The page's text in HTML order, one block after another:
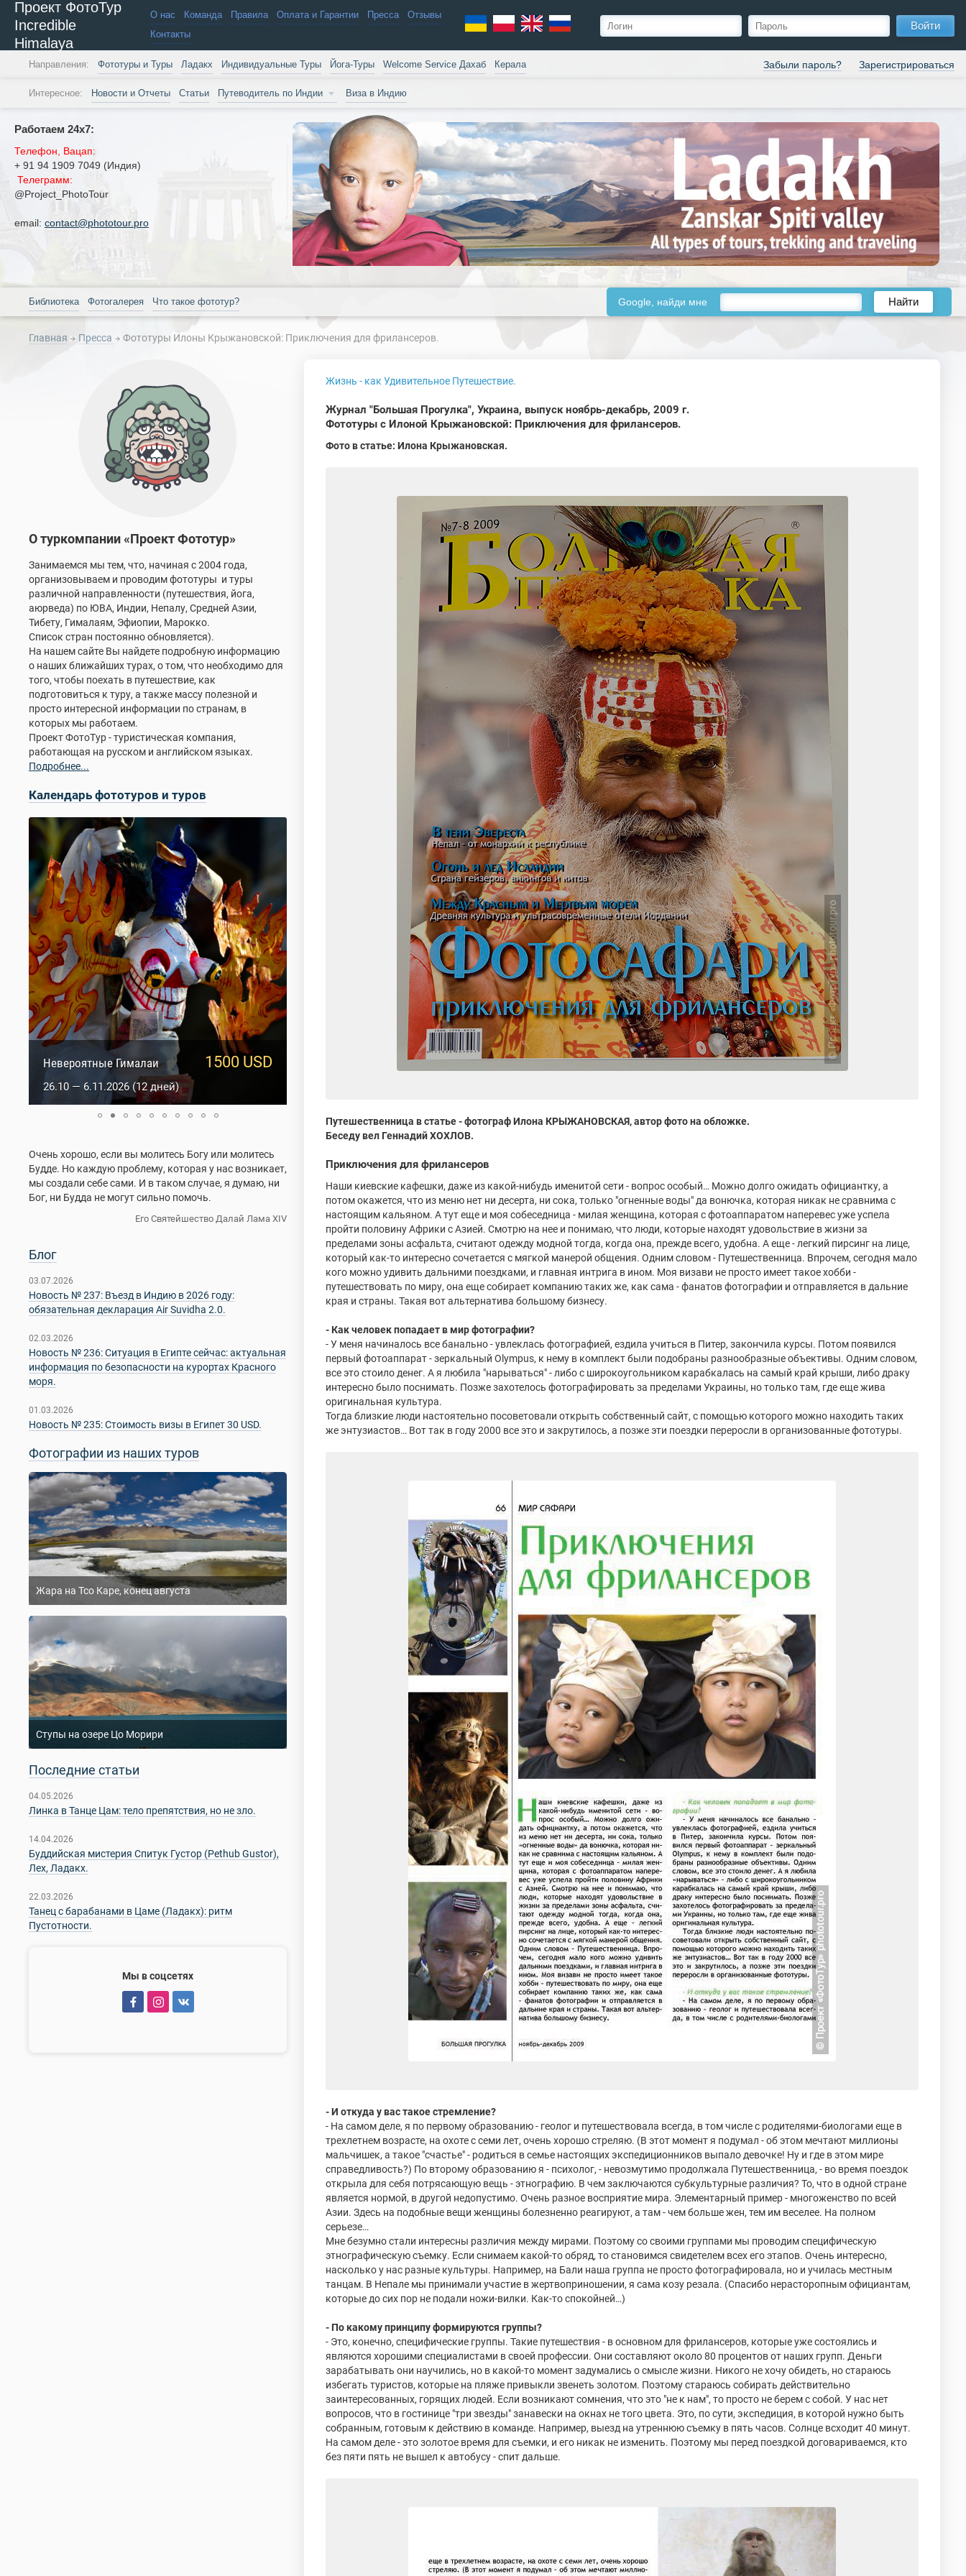
Проект ФотоТур
Incredible
Himalaya
О нас Команда Правила Оплата и Гарантии Пресса
Отзывы
Контакты
Войти
Забыли пароль? Зарегистрироваться
Направления: Фототуры и Туры Ладакх Индивидуальные Туры Йога-Туры Welcome Service Дахаб Керала
Интересное: Новости и Отчеты Статьи Путеводитель по Индии Виза в Индию
Работаем 24х7:
Телефон, Вацап:
+ 91 94 1909 7049 (Индия)
Телеграмм:
@Project_PhotoTour
email: contact@phototour.pro
Библиотека Фотогалерея Что такое фототур? Google, найди мне Найти
Главная Пресса Фототуры Илоны Крыжановской: Приключения для фрилансеров.
О туркомпании «Проект Фототур»
Занимаемся мы тем, что, начиная с 2004 года,
организовываем и проводим фототуры и туры
различной направленности (путешествия, йога,
аюрведа) по ЮВА, Индии, Непалу, Средней Азии,
Тибету, Гималаям, Эфиопии, Марокко.
Список стран постоянно обновляется).
На нашем сайте Вы найдете подробную информацию
о наших ближайших турах, о том, что необходимо для
того, чтобы поехать в путешествие, как
подготовиться к туру, а также массу полезной и
просто интересной информации по странам, в
которых мы работаем.
Проект ФотоТур - туристическая компания,
работающая на русском и английском языках.
Подробнее...
Календарь фототуров и туров
1500 USD
Невероятные Гималаи
26.10 — 6.11.2026 (12 дней)
1817 USD
Оракулы Ладакха
2.01 — 15.01.2027 (14 дней)
Очень хорошо, если вы молитесь Богу или молитесь
Будде. Но каждую проблему, которая у нас возникает,
мы создали себе сами. И в таком случае, я думаю, ни
Бог, ни Будда не могут сильно помочь.
Его Святейшество Далай Лама XIV
Блог
03.07.2026
Новость № 237: Въезд в Индию в 2026 году:
обязательная декларация Air Suvidha 2.0.
02.03.2026
Новость № 236: Ситуация в Египте сейчас: актуальная
информация по безопасности на курортах Красного
моря.
01.03.2026
Новость № 235: Стоимость визы в Египет 30 USD.
Фотографии из наших туров
Жара на Тсо Каре, конец августа
Ступы на озере Цо Морири
Последние статьи
04.05.2026
Линка в Танце Цам: тело препятствия, но не зло.
14.04.2026
Буддийская мистерия Спитук Густор (Pethub Gustor),
Лех, Ладакх.
22.03.2026
Танец с барабанами в Цаме (Ладакх): ритм
Пустотности.
Мы в соцсетях
Жизнь - как Удивительное Путешествие.
Журнал "Большая Прогулка", Украина, выпуск ноябрь-декабрь, 2009 г.
Фототуры с Илоной Крыжановской: Приключения для фрилансеров.
Фото в статье: Илона Крыжановская.
Путешественница в статье - фотограф Илона КРЫЖАНОВСКАЯ, автор фото на обложке.
Беседу вел Геннадий ХОХЛОВ.
Приключения для фрилансеров
Наши киевские кафешки, даже из какой-нибудь именитой сети - вопрос особый… Можно долго ожидать официантку, а
потом окажется, что из меню нет ни десерта, ни сока, только "огненные воды" да вонючка, которая никак не сравнима с
настоящим кальяном. А тут еще и моя собеседница - милая женщина, которая с фотоаппаратом наперевес уже успела
пройти половину Африки с Азией. Смотрю на нее и понимаю, что люди, которые находят удовольствие в жизни за
пределами зоны асфальта, считают одежду модной тогда, когда она, прежде всего, удобна. А еще - легкий пирсинг на лице,
который как-то интересно сочетается с мягкой манерой общения. Одним словом - Путешественница. Впрочем, сегодня мало
кого можно удивить дальними поездками, и главная интрига в ином. Моя визави не просто имеет такое хобби -
путешествовать по миру, она еще собирает компанию таких же, как сама - фанатов фотографии и отправляется в дальние
края и страны. Такая вот альтернатива большому бизнесу.
- Как человек попадает в мир фотографии?
- У меня начиналось все банально - увлеклась фотографией, ездила учиться в Питер, закончила курсы. Потом появился
первый фотоаппарат - зеркальный Olympus, к нему в комплект были подобраны разнообразные объективы. Одним словом,
все это стоило денег. А я любила "нарываться" - либо с широкоугольником карабкалась на самый край крыши, либо драку
интересно было поснимать. Позже захотелось фотографировать за пределами Украины, но только там, где еще жива
оригинальная культура.
Тогда близкие люди настоятельно посоветовали открыть собственный сайт, с помощью которого можно находить таких
же энтузиастов… Вот так в году 2000 все это и закрутилось, а позже эти поездки переросли в организованные фототуры.
- И откуда у вас такое стремление?
- На самом деле, я по первому образованию - геолог и путешествовала всегда, в том числе с родителями-биологами еще в
трехлетнем возрасте, на охоте с семи лет, очень хорошо стреляю. (В этот момент я подумал - об этом мечтают миллионы
мальчишек, а такое "счастье" - родиться в семье настоящих экспедиционников выпало девочке! Ну и где в этом мире
справедливость?) По второму образованию я - психолог, - невозмутимо продолжала Путешественница, - во время поездок
открыла для себя потрясающую вещь - этнографию. В чем заключаются субкультурные различия? То, что в одной стране
является нормой, в другой недопустимо. Очень разное восприятие мира. Элементарный пример - многоженство по всей
Азии. Здесь на подобные вещи женщины болезненно реагируют, а там - чем больше жен, тем им веселее. На полном
серьезе…
Мне безумно стали интересны различия между мирами. Поэтому со своими группами мы проводим специфическую
этнографическую съемку. Если снимаем какой-то обряд, то становимся свидетелем всех его этапов. Очень интересно,
насколько у нас разные культуры. Например, на Бали наша группа не просто фотографировала, но и училась местным
танцам. В Непале мы принимали участие в жертвоприношении, я сама козу резала. (Спасибо нерасторопным официантам,
которые до сих пор не подали ножи-вилки. Как-то спокойней…)
- По какому принципу формируются группы?
- Это, конечно, специфические группы. Такие путешествия - в основном для фрилансеров, которые уже состоялись и
являются хорошими специалистами в своей профессии. Они составляют около 80 процентов от наших групп. Деньги
зарабатывать они научились, но в какой-то момент задумались о смысле жизни. Никого не хочу обидеть, но стараюсь
избегать туристов, которые на пляже привыкли звенеть золотом. Поэтому стараюсь собирать действительно
заинтересованных, горящих людей. Если возникают сомнения, что это "не к нам", то просто не берем с собой. У нас нет
вопросов, что в гостинице "три звезды" занавески на окнах не того цвета. Это, по сути, экспедиция, в которой нужно быть
собранным, готовым к действию в команде. Например, выезд на утреннюю съемку в пять часов. Солнце всходит 40 минут.
На самом деле - это золотое время для съемки, и его никак не изменить. Поэтому мы перед поездкой договариваемся, кто
без пяти пять не вышел к автобусу - спит дальше.